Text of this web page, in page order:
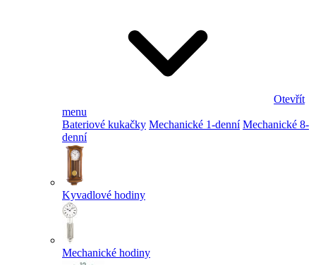
Otevřít
menu
Bateriové kukačky Mechanické 1-denní Mechanické 8-
denní
Kyvadlové hodiny
Mechanické hodiny